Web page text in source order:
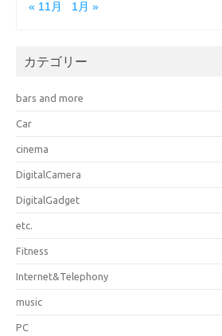
« 11月
1月 »
カテゴリー
bars and more
Car
cinema
DigitalCamera
DigitalGadget
etc.
Fitness
Internet&Telephony
music
PC